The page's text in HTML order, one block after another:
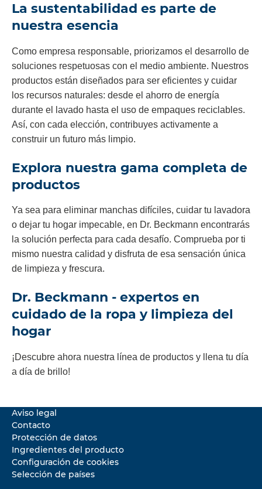
La sustentabilidad es parte de
nuestra esencia
Como empresa responsable, priorizamos el desarrollo de
soluciones respetuosas con el medio ambiente. Nuestros
productos están diseñados para ser eficientes y cuidar
los recursos naturales: desde el ahorro de energía
durante el lavado hasta el uso de empaques reciclables.
Así, con cada elección, contribuyes activamente a
construir un futuro más limpio.
Explora nuestra gama completa de
productos
Ya sea para eliminar manchas difíciles, cuidar tu lavadora
o dejar tu hogar impecable, en Dr. Beckmann encontrarás
la solución perfecta para cada desafío. Comprueba por ti
mismo nuestra calidad y disfruta de esa sensación única
de limpieza y frescura.
Dr. Beckmann - expertos en
cuidado de la ropa y limpieza del
hogar
¡Descubre ahora nuestra línea de productos y llena tu día
a día de brillo!
Aviso legal
Contacto
Protección de datos
Ingredientes del producto
Configuración de cookies
Selección de países